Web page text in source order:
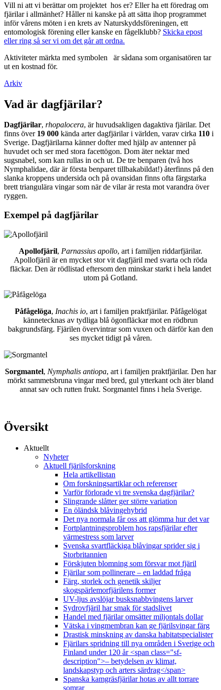
Vill ni att vi berättar om projektet hos er? Eller ha ett föredrag om
fjärilar i allmänhet? Håller ni kanske på att sätta ihop programmet
inför vårens möten i en krets av Naturskyddsföreningen, ett
entomologisk förening eller kanske en fågelklubb? Skicka epost
eller ring så ser vi om det går att ordna.
Aktiviteter märkta med symbolen
är sådana som organisatören tar
ut en kostnad för.
Arkiv
Vad är dagfjärilar?
Dagfjärilar, rhopalocera, är huvudsakligen dagaktiva fjärilar. Det
finns över 19 000 kända arter dagfjärilar i världen, varav cirka 110 i
Sverige. Dagfjärilarna känner dofter med hjälp av antenner på
huvudet och ser med stora facettögon. Dom äter nektar med
sugsnabel, som kan rullas in och ut. De tre benparen (två hos
Nymphalidae, där är första benparet tillbakabildat!) återfinns på den
slanka kroppens undersida och på ovansidan finns ofta färgstarka
brett triangulära vingar som när de vilar är resta mot varandra över
ryggen.
Exempel på dagfjärilar
Apollofjäril, Parnassius apollo, art i familjen riddarfjärilar.
Apollofjäril är en mycket stor vit dagfjäril med svarta och röda
fläckar. Den är rödlistad eftersom den minskar starkt i hela landet
utom på Gotland.
Påfågelöga, Inachis io, art i familjen praktfjärilar. Påfågelögat
kännetecknas av tydliga blå ögonfläckar mot en rödbrun
bakgrundsfärg. Fjärilen övervintrar som vuxen och därför kan den
ses mycket tidigt på våren.
Sorgmantel, Nymphalis antiopa, art i familjen praktfjärilar. Den har
mörkt sammetsbruna vingar med bred, gul ytterkant och äter bland
annat sav och rutten frukt. Sorgmantel finns i hela Sverige.
Översikt
Aktuellt
Nyheter
Aktuell fjärilsforskning
Hela artikellistan
Om forskningsartiklar och referenser
Varför förlorade vi tre svenska dagfjärilar?
Slingrande slåtter ger större variation
En öländsk blåvingehybrid
Det nya normala får oss att glömma hur det var
Fortplantningsproblem hos rapsfjärilar efter
värmestress som larver
Svenska svartfläckiga blåvingar sprider sig i
Storbritannien
Förskjuten blomning som försvar mot fjäril
Fjärilar som pollinerare – en laddad fråga
Färg, storlek och genetik skiljer
skogspärlemorfjärilens former
UV-ljus avslöjar busksnabbvingens larver
Sydrovfjäril har smak för stadslivet
Handel med fjärilar omsätter miljontals dollar
Vätska i vingmembran kan ge fjärilsvingar färg
Drastisk minskning av danska habitatspecialister
Fjärilars spridning till nya områden i Sverige och
Finland under 120 år <span class="sf-
description">– betydelsen av klimat,
landskapstyp och arters särdrag</span>
Spanska kamgräsfjärilar hotas av allt torrare
somrar